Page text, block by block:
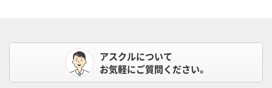
アスクルについて
お気軽にご質問ください。